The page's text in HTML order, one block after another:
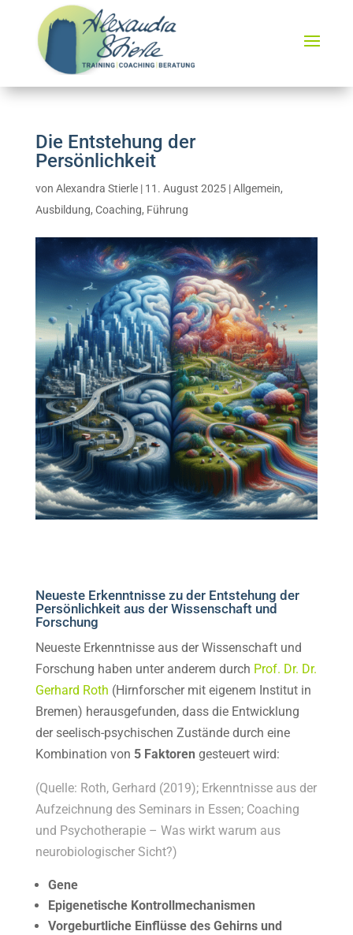
Die Entstehung der
Persönlichkeit
von Alexandra Stierle| 11. August 2025|Allgemein,
Ausbildung, Coaching, Führung
Neueste Erkenntnisse zu der Entstehung der
Persönlichkeit aus der Wissenschaft und
Forschung
Neueste Erkenntnisse aus der Wissenschaft und
Forschung haben unter anderem durch Prof. Dr. Dr.
Gerhard Roth (Hirnforscher mit eigenem Institut in
Bremen) herausgefunden, dass die Entwicklung
der seelisch-psychischen Zustände durch eine
Kombination von 5 Faktoren gesteuert wird:
(Quelle: Roth, Gerhard (2019); Erkenntnisse aus der
Aufzeichnung des Seminars in Essen; Coaching
und Psychotherapie – Was wirkt warum aus
neurobiologischer Sicht?)
Gene
Epigenetische Kontrollmechanismen
Vorgeburtliche Einflüsse des Gehirns und